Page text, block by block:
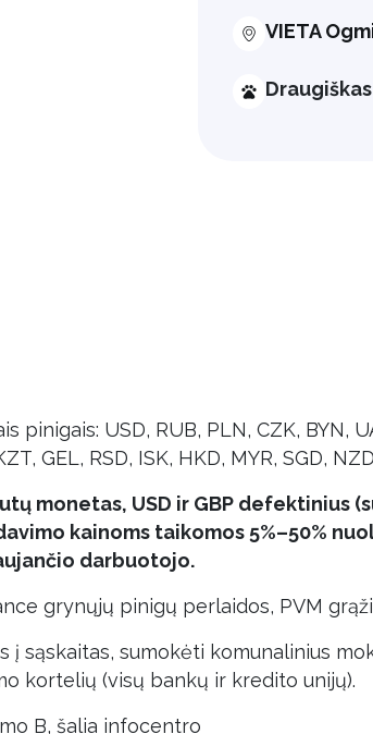
VIETA
pinigais: USD, RUB, PLN, CZK, BYN,
GEL, RSD, ISK, HKD, MYR, SGD,
monetas, USD ir GBP defektinius
kainoms taikomos 5%–50%
darbuotojo.
grynųjų pinigų perlaidos, PVM
sąskaitas, sumokėti komunalinius
kortelių (visų bankų ir kredito unijų).
B, šalia infocentro